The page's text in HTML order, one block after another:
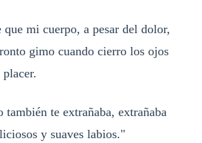
que mi cuerpo, a pesar del dolor,
gimo cuando cierro los ojos
te extrañaba, extrañaba
y suaves labios."